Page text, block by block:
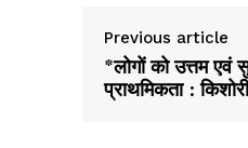
Previous article
*लोगों को उत्तम एवं
प्राथमिकता :